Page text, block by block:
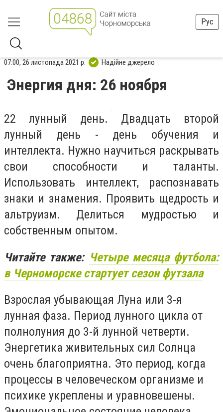
Рус
07:00, 26 листопада 2021 р. Надійне джерело
Энергия дня: 26 ноября
22 лунный день. Двадцать второй
лунный день - день обучения и
интеллекта. Нужно научиться раскрывать
свои способности и таланты.
Использовать интеллект, распознавать
знаки и знамения. Проявить щедрость и
альтруизм. Делиться мудростью и
собственным опытом.
Читайте также: Четыре месяца футбола:
в Черноморске стартует сезон футзала
Взрослая убывающая Луна или 3-я
лунная фаза. Период лунного цикла от
полнолуния до 3-й лунной четверти.
Энергетика живительных сил Солнца
очень благоприятна. Это период, когда
процессы в человеческом организме и
психике укреплены и уравновешены.